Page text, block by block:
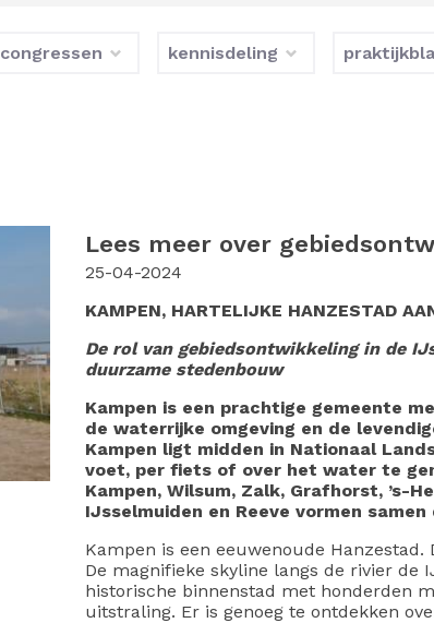
congressen kennisdeling
Lees meer over
25-04-2024
KAMPEN, HARTELIJKE HANZESTAD
De rol van gebiedsontwikkeling in de
duurzame stedenbouw
Kampen is een prachtige gemeente
de waterrijke omgeving en de
Kampen ligt midden in Nationaal
voet, per fiets of over het water te
Kampen, Wilsum, Zalk, Grafhorst, ’s-
IJsselmuiden en Reeve vormen
Kampen is een eeuwenoude
De magnifieke skyline langs de rivier de
historische binnenstad met honderden
uitstraling. Er is genoeg te ontdekken